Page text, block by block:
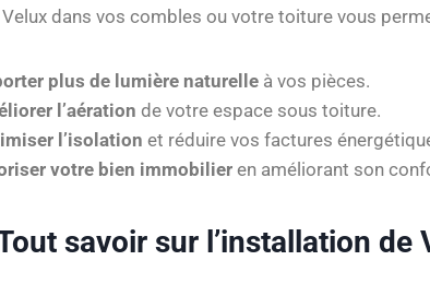
dans vos combles ou votre toiture vous
plus de lumière naturelle à vos pièces.
l’aération de votre espace sous toiture.
l’isolation et réduire vos factures
votre bien immobilieren améliorant son
savoir sur l’installation de